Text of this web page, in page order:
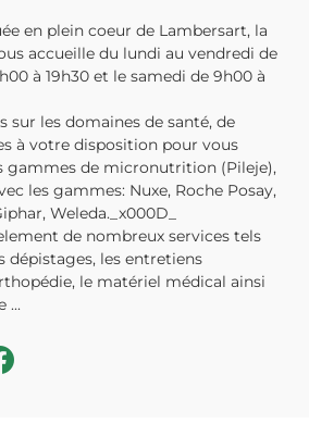
en plein coeur de Lambersart, la
accueille du lundi au vendredi de
à 19h30 et le samedi de 9h00 à
sur les domaines de santé, de
à votre disposition pour vous
gammes de micronutrition (Pileje),
les gammes: Nuxe, Roche Posay,
Weleda._x000D_
de nombreux services tels
dépistages, les entretiens
le matériel médical ainsi
...